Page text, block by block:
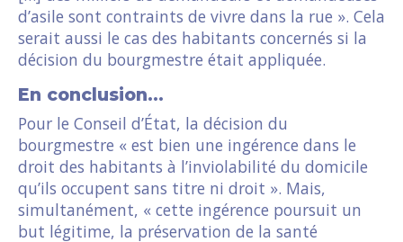
d’asile sont contraints de vivre dans la rue ». Cela
serait aussi le cas des habitants concernés si la
décision du bourgmestre était appliquée.
En conclusion…
Pour le Conseil d’État, la décision du
bourgmestre « est bien une ingérence dans le
droit des habitants à l’inviolabilité du domicile
qu’ils occupent sans titre ni droit ». Mais,
simultanément, « cette ingérence poursuit un
but légitime, la préservation de la santé